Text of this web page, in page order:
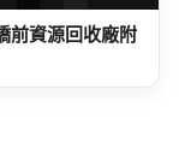
前資源回收廠附